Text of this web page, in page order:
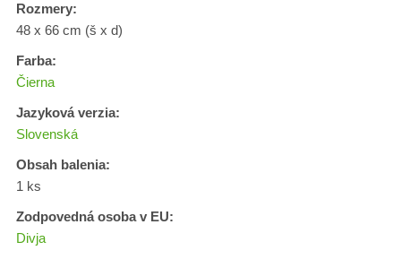
Rozmery:
48 x 66 cm (š x d)
Farba:
Čierna
Jazyková verzia:
Slovenská
Obsah balenia:
1 ks
Zodpovedná osoba v EU:
Divja